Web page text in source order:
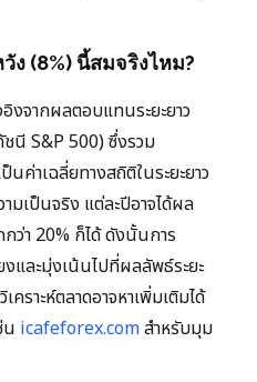
(8%) นี้สมจริงไหม?
งจากผลตอบแทนระยะยาว
นี S&P 500) ซึ่งรวม
ค่าเฉลี่ยทางสถิติในระยะยาว
มเป็นจริง แต่ละปีอาจได้ผล
ว่า 20% ก็ได้ ดังนั้นการ
และมุ่งเน้นไปที่ผลลัพธ์ระยะ
คราะห์ตลาดอาจหาเพิ่มเติมได้
น icafeforex.comสำหรับมุม